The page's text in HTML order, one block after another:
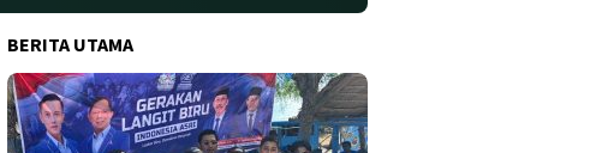
BERITA UTAMA